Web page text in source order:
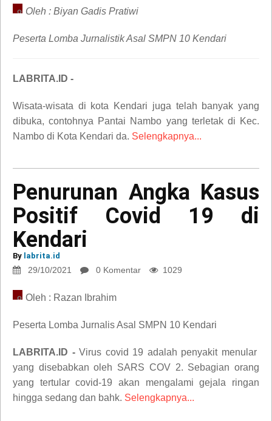
opiniOleh : Biyan Gadis Pratiwi
Peserta Lomba Jurnalistik Asal SMPN 10 Kendari
LABRITA.ID -
Wisata-wisata di kota Kendari juga telah banyak yang
dibuka, contohnya Pantai Nambo yang terletak di Kec.
Nambo di Kota Kendari da. Selengkapnya...
Penurunan Angka Kasus
Positif Covid 19 di
Kendari
By labrita.id
29/10/2021 0 Komentar 1029
opini
Angka
Kasus
Positif
Covid
19
di
Oleh : Razan Ibrahim
Peserta Lomba Jurnalis Asal SMPN 10 Kendari
LABRITA.ID -Virus covid 19 adalah penyakit menular
yang disebabkan oleh SARS COV 2. Sebagian orang
yang tertular covid-19 akan mengalami gejala ringan
hingga sedang dan bahk. Selengkapnya...